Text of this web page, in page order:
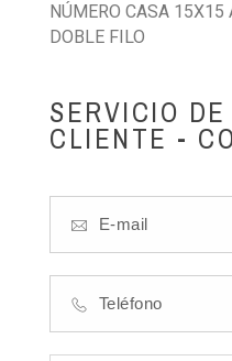
NÚMERO CASA 15X15
DOBLE FILO
SERVICIO
CLIENTE -